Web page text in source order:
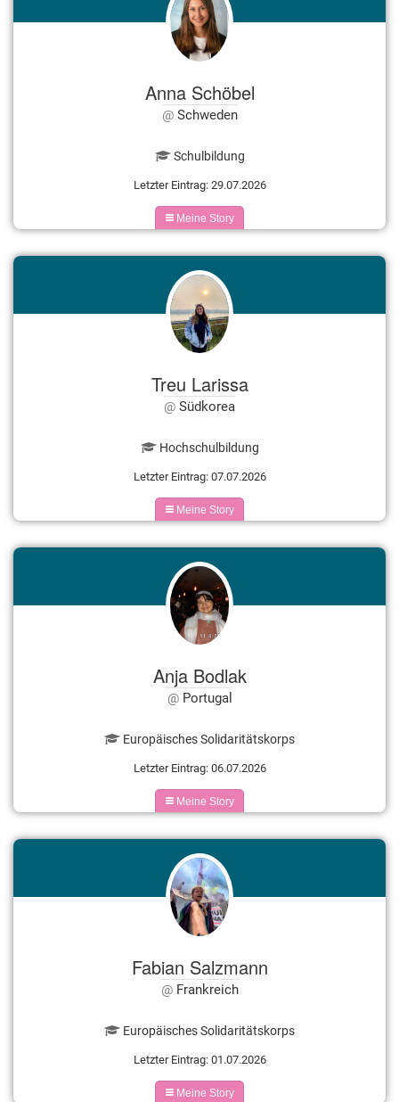
Anna Schöbel
Schweden
Schulbildung
Letzter Eintrag: 29.07.2026
Meine Story
Treu Larissa
Südkorea
Hochschulbildung
Letzter Eintrag: 07.07.2026
Meine Story
Anja Bodlak
Portugal
Europäisches Solidaritätskorps
Letzter Eintrag: 06.07.2026
Meine Story
Fabian Salzmann
Frankreich
Europäisches Solidaritätskorps
Letzter Eintrag: 01.07.2026
Meine Story